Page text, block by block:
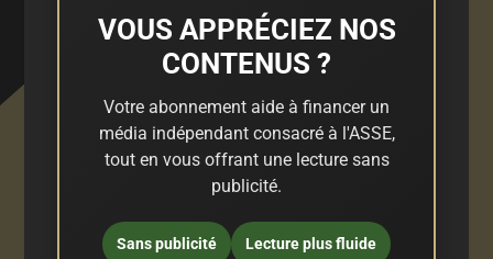
VOUS APPRÉCIEZ NOS
CONTENUS ?
Votre abonnement aide à financer un
média indépendant consacré à l'ASSE,
tout en vous offrant une lecture sans
publicité.
Sans publicité Lecture plus fluide